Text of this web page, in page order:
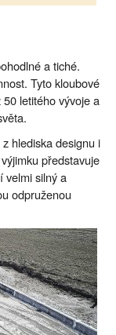
a tiché.
Tyto kloubové
letitého vývoje a
hlediska designu i
představuje
velmi silný a
odpruženou